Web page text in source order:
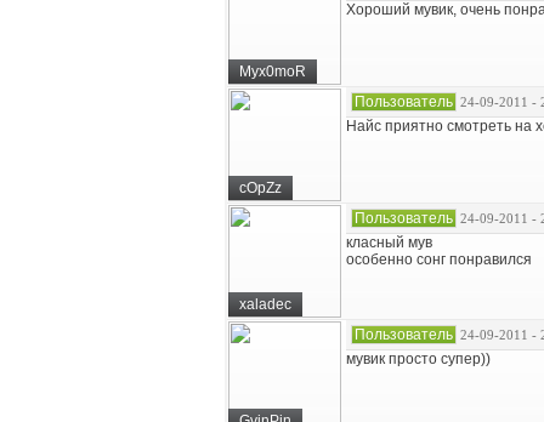
Myx0moR
Хороший мувик, очень
cOpZz
Пользователь 24-09-2011 -
Найс приятно смотреть на
xaladec
Пользователь 24-09-2011 -
класный мув
особенно сонг понравился
Пользователь 24-09-2011 -
мувик просто супер))